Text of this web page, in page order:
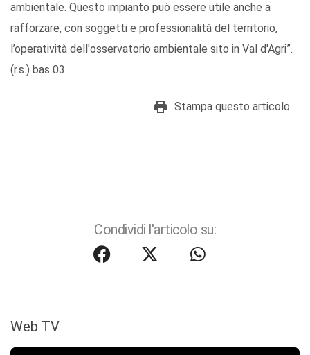
ambientale. Questo impianto può essere utile anche a
rafforzare, con soggetti e professionalità del territorio,
l’operatività dell'osservatorio ambientale sito in Val d'Agri”.
(r.s.) bas 03
Stampa questo articolo
Condividi l'articolo su:
Web TV